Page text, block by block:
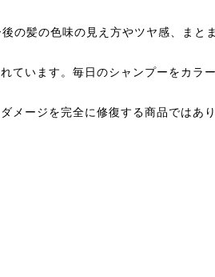
の髪の色味の見え方やツヤ感、まと
ています。毎日のシャンプーをカラ
メージを完全に修復する商品ではあ